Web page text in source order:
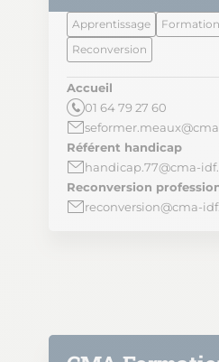
Apprentissage
Reconversion
Accueil
01 64 79 27 60
Référent handicap
handicap.77@cma-
Reconversion
reconversion@cma-